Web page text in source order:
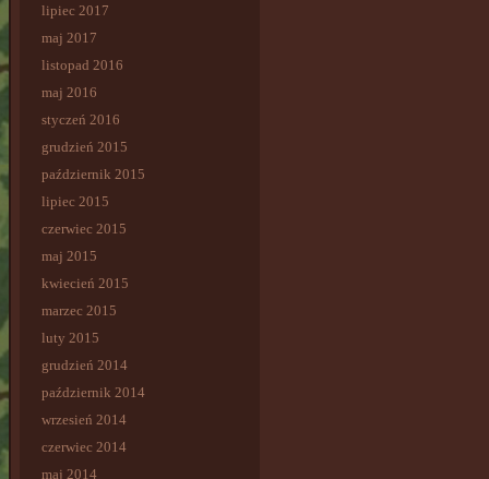
lipiec 2017
maj 2017
listopad 2016
maj 2016
styczeń 2016
grudzień 2015
październik 2015
lipiec 2015
czerwiec 2015
maj 2015
kwiecień 2015
marzec 2015
luty 2015
grudzień 2014
październik 2014
wrzesień 2014
czerwiec 2014
maj 2014